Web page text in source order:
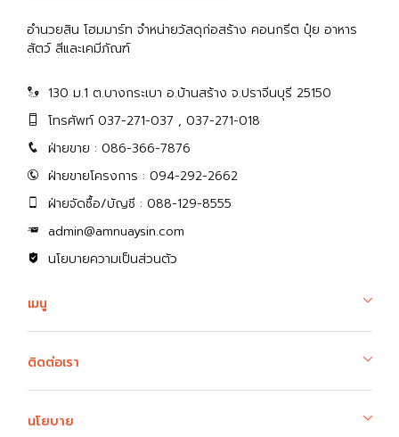
อำนวยสิน โฮมมาร์ท จำหน่ายวัสดุก่อสร้าง คอนกรีต ปุ๋ย อาหาร
สัตว์ สีและเคมีภัณฑ์
130 ม.1 ต.บางกระเบา อ.บ้านสร้าง จ.ปราจีนบุรี 25150
โทรศัพท์ 037-271-037 , 037-271-018
ฝ่ายขาย : 086-366-7876
ฝ่ายขายโครงการ : 094-292-2662
ฝ่ายจัดซื้อ/บัญชี : 088-129-8555
admin@amnuaysin.com
นโยบายความเป็นส่วนตัว
เมนู
ติดต่อเรา
นโยบาย